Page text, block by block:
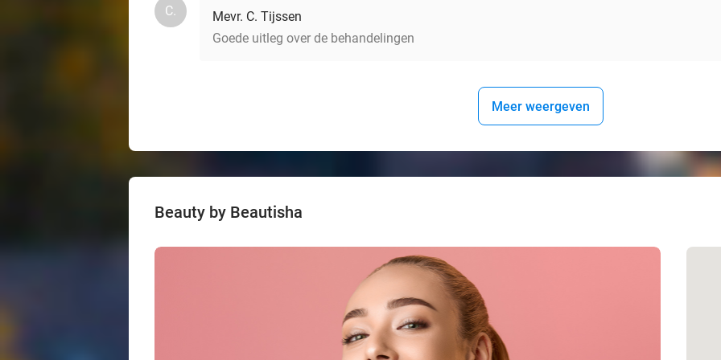
C.
Mevr. C. Tijssen
Goede uitleg over de behandelingen
Meer weergeven
Beauty by Beautisha